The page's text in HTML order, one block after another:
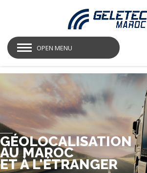
OPEN MENU
ET À L'ÉTRANGER
AU MAROC
GÉOLOCALISATION